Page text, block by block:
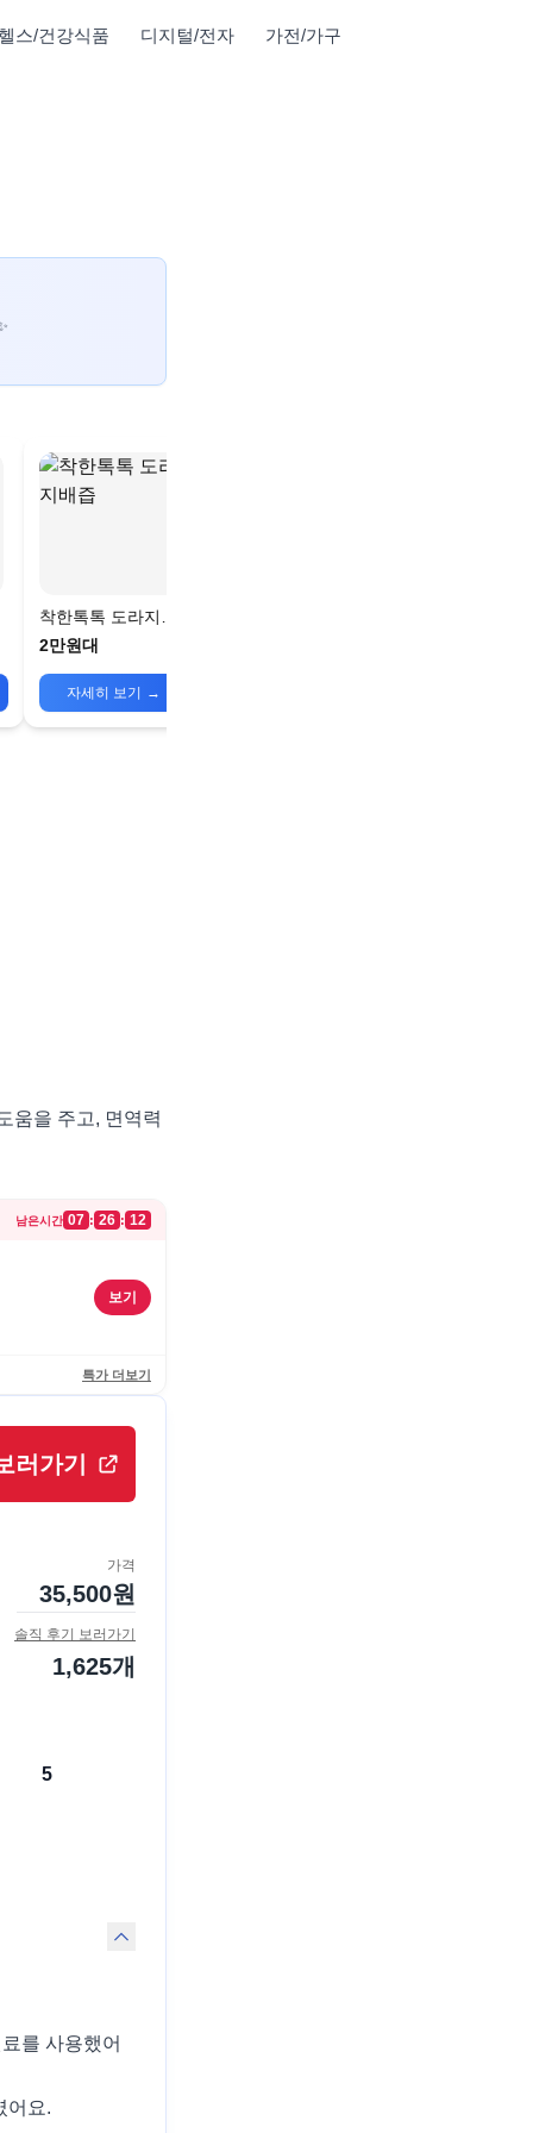
스/건강식품 디지털/전자 가전/가구
착한톡톡 도라지배
즙
2만원대
자세히 보기 →
움을 주고, 면역력
남은시간 07 : 26 : 12
보기
특가 더보기
러가기
가격
35,500원
솔직 후기 보러가기
1,625개
5
를 사용했어
어요.